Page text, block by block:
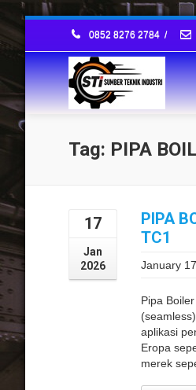
0852 8276 2784 /
Tag: PIPA
17
Jan
2026
PIPA
TC1
January
Pipa
aplikasi
Eropa
merek